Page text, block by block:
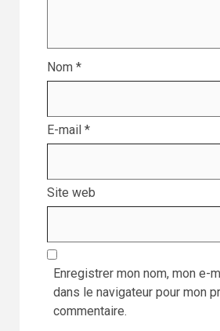
Nom *
E-mail *
Site web
Enregistrer mon nom, mon e-
dans le navigateur pour mon
commentaire.